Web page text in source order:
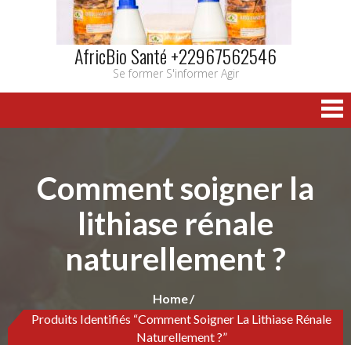
AfricBio Santé +22967562546
Se former S'informer Agir
Comment soigner la
lithiase rénale
naturellement ?
Home
Produits Identifiés “Comment Soigner La Lithiase Rénale
Naturellement ?”